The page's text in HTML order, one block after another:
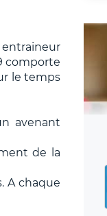
comporte
le temps
avenant
de la
A chaque